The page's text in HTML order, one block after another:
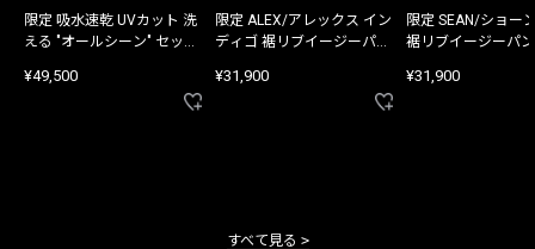
限定 吸水速乾 UVカット 洗
える "オールシーン" セット
¥49,500
限定 ALEX/アレックス イン
ディゴ 裾リブイージーパン
¥31,900
限定 SEAN/ショー
裾リブイージーパ
¥31,900
すべて見る